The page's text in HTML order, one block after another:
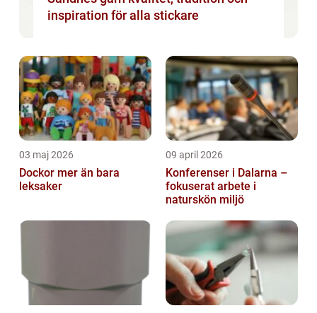
inspiration för alla stickare
03 maj 2026
Dockor mer än bara
leksaker
09 april 2026
Konferenser i Dalarna –
fokuserat arbete i
naturskön miljö